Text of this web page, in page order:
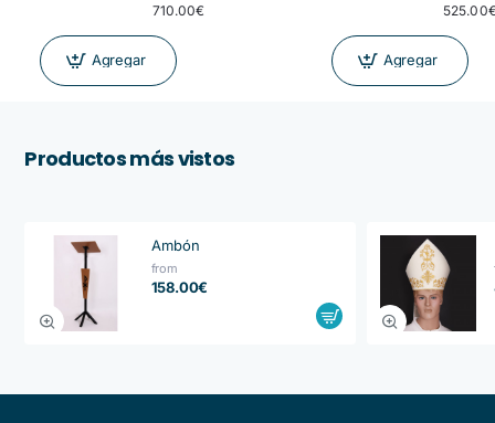
710.00€
Agregar Agregar
Productos más vistos
Ambón
from
158.00€